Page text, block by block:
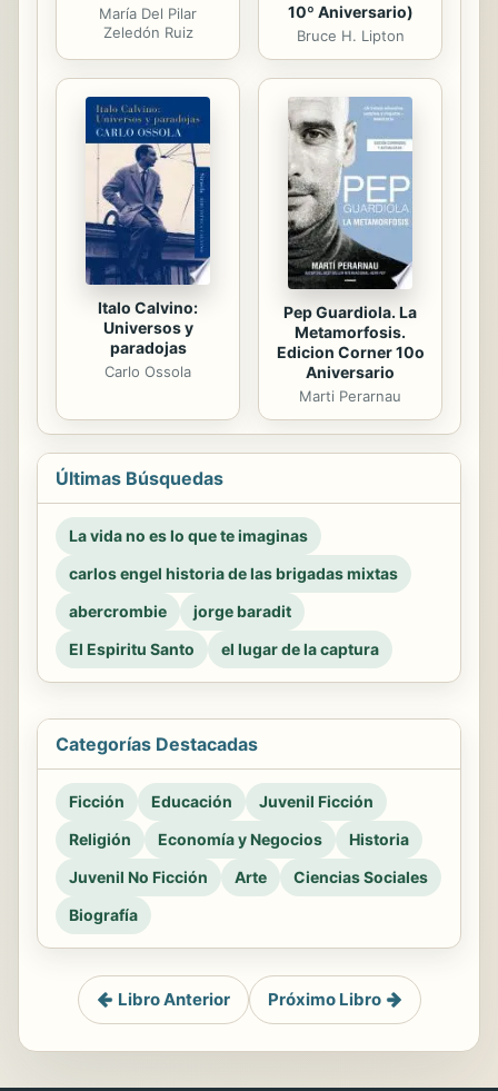
María Del Pilar
Zeledón Ruiz
10º Aniversario)
Bruce H. Lipton
Italo Calvino:
Universos y
paradojas
Carlo Ossola
Pep Guardiola. La
Metamorfosis.
Edicion Corner 10o
Aniversario
Marti Perarnau
Últimas Búsquedas
La vida no es lo que te imaginas
carlos engel historia de las brigadas mixtas
abercrombie
jorge baradit
El Espiritu Santo
el lugar de la captura
Categorías Destacadas
Ficción Educación
Juvenil Ficción
Religión
Economía y Negocios
Historia
Juvenil No Ficción
Arte
Ciencias Sociales
Biografía
Libro Anterior Próximo Libro